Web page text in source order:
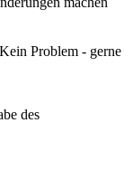
Problem - gerne
des